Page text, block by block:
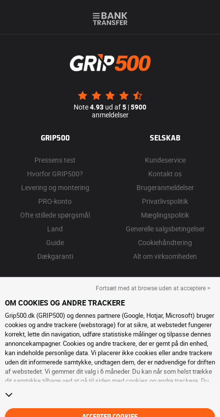
Note4.93 ud af5 |5900
anmeldelser
GRIP500
Pressens test
Hvorfor GRIP500?
Levering og montering
PRO-konto
Ofte stillede spørgsmål
Land
Guide
Dækgaranti
SELSKAB
Kundeservice
Kontakt os
Brugeranmeldelser
Privatlivspolitik
Mæglingspolitik
Generelle salgsbetingelser
Cookiehåndtering
Alt om virksomheden
Fortsæt med at browse uden at acceptere >
OM COOKIES OG ANDRE TRACKERE
Grip500.dk (GRIP500) og dennes partnere (Google, Hotjar, Microsoft) bruger
cookies og andre trackere (webstorage) for at sikre, at webstedet fungerer
korrekt, lette din navigation, udføre statistiske målinger og tilpasse dennes
annoncekampagner. Cookies og andre trackere, der er gemt på din enhed,
kan indeholde personlige data. Vi placerer ikke cookies eller andre trackere
uden dit informerede samtykke, undtagen dem, der er nødvendige for driften
af ​​webstedet. Vi gemmer dit valg i 6 måneder. Du kan når som helst trække
dit samtykke tilbage ved at gå til siden med cookies og andre trackere . Du
cookies eller andre trackere. Afvisning forhindrer ikke adgang til tjenesterne
GRIP500. For mere information, inviterer vi dig til at konsulteresiden om